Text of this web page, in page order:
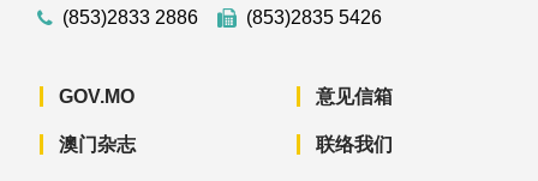
(853)2833 2886
(853)2835 5426
GOV.MO
澳门杂志
意见信箱
联络我们